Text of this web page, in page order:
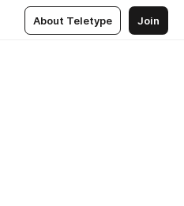
About Teletype Join